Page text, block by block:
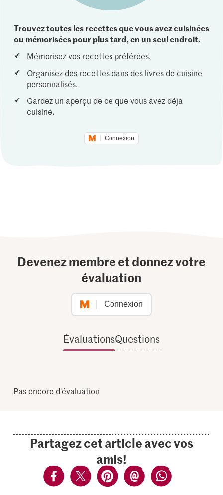
Trouvez toutes les recettes que vous avez cuisinées
ou mémorisées pour plus tard, en un seul endroit.
Mémorisez vos recettes préférées.
Organisez des recettes dans des livres de cuisine
personnalisés.
Gardez un aperçu de ce que vous avez déjà
cuisiné.
Connexion
Devenez membre et donnez votre
évaluation
Connexion
ÉvaluationsQuestions
Pas encore d'évaluation
Partagez cet article avec vos
amis!